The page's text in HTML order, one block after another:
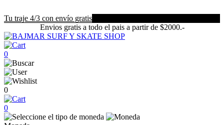
Tu traje 4/3 con envío gratis
Envios gratis a todo el pais a partir de $2000.-
0
0
0